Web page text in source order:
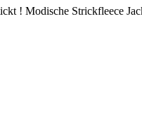
! Modische Strickfleece